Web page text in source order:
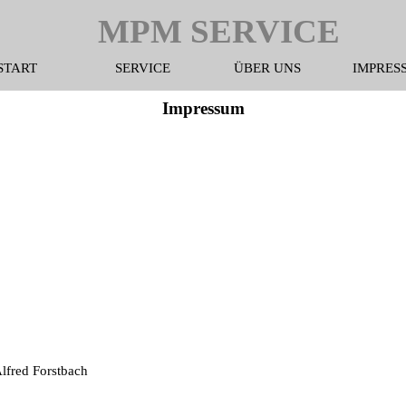
SERVICE ÜBER UNS
MPM SERVICE
Impressum
Forstbach